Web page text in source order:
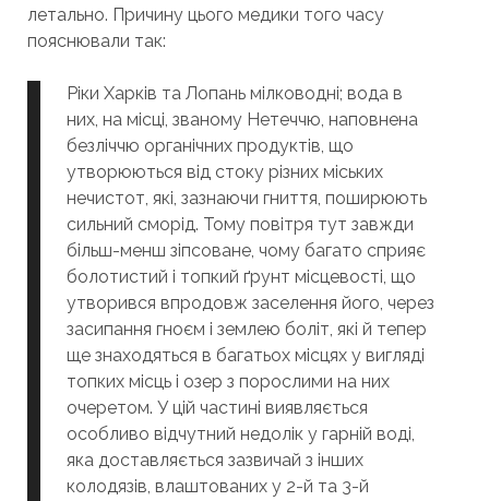
летально. Причину цього медики того часу
пояснювали так:
Ріки Харків та Лопань мілководні; вода в
них, на місці, званому Нетеччю, наповнена
безліччю органічних продуктів, що
утворюються від стоку різних міських
нечистот, які, зазнаючи гниття, поширюють
сильний сморід. Тому повітря тут завжди
більш-менш зіпсоване, чому багато сприяє
болотистий і топкий ґрунт місцевості, що
утворився впродовж заселення його, через
засипання гноєм і землею боліт, які й тепер
ще знаходяться в багатьох місцях у вигляді
топких місць і озер з порослими на них
очеретом. У цій частині виявляється
особливо відчутний недолік у гарній воді,
яка доставляється зазвичай з інших
колодязів, влаштованих у 2-й та 3-й